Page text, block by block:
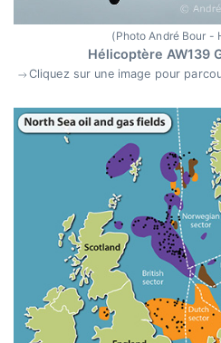
(Photo André Bour -
Hélicoptère AW139
Cliquez sur une image pour